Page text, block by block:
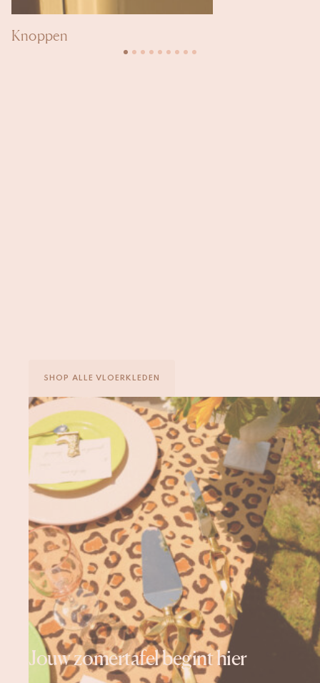
Knoppen
SHOP ALLE VLOERKLEDEN
Jouw zomertafel begint hier